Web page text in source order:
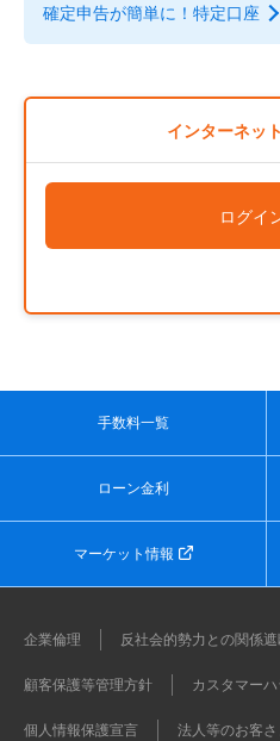
確定申告が簡単に！特定口座
インターネッ
ログイ
手数料一覧
ローン金利
マーケット情報
企業倫理 反社会的勢力との関係
顧客保護等管理方針 カスタマー
個人情報保護宣言 法人等のお客